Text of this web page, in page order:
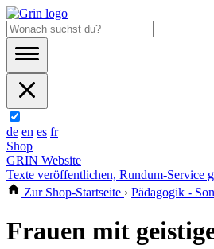
de en es fr
Shop
GRIN Website
Texte veröffentlichen, Rundum-Service
Zur Shop-Startseite › Pädagogik -
Frauen mit